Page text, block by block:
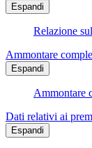
Espandi
Relazione
Ammontare
Espandi
Ammontare
Dati relativi ai
Espandi